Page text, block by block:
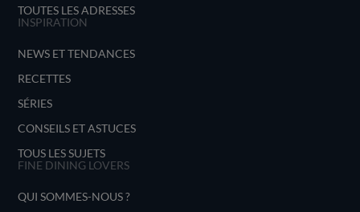
TOUTES LES ADRESSES
INSPIRATION
NEWS ET TENDANCES
RECETTES
SÉRIES
CONSEILS ET ASTUCES
TOUS LES SUJETS
FINE DINING LOVERS
QUI SOMMES-NOUS ?